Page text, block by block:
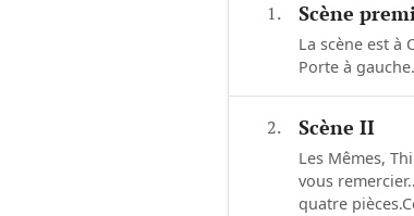
1. Scène
La scène est
Porte à
2. Scène II
Les Mêmes,
vous
quatre